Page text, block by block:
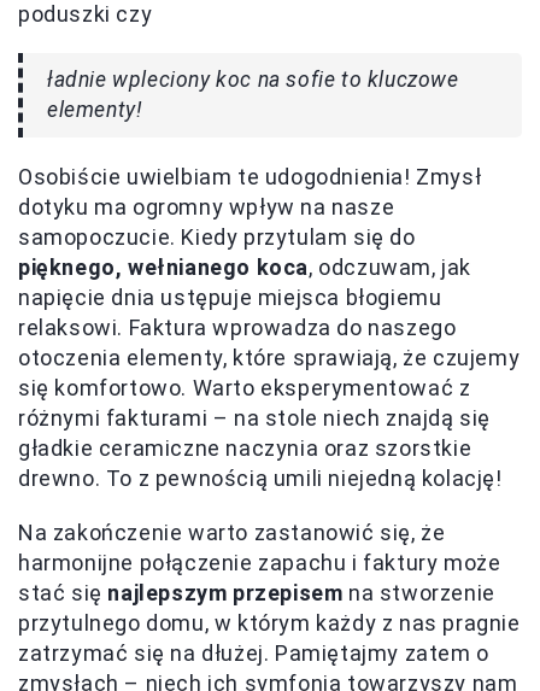
poduszki czy
ładnie wpleciony koc na sofie to kluczowe
elementy!
Osobiście uwielbiam te udogodnienia! Zmysł
dotyku ma ogromny wpływ na nasze
samopoczucie. Kiedy przytulam się do
pięknego, wełnianego koca, odczuwam, jak
napięcie dnia ustępuje miejsca błogiemu
relaksowi. Faktura wprowadza do naszego
otoczenia elementy, które sprawiają, że czujemy
się komfortowo. Warto eksperymentować z
różnymi fakturami – na stole niech znajdą się
gładkie ceramiczne naczynia oraz szorstkie
drewno. To z pewnością umili niejedną kolację!
Na zakończenie warto zastanowić się, że
harmonijne połączenie zapachu i faktury może
stać się najlepszym przepisem na stworzenie
przytulnego domu, w którym każdy z nas pragnie
zatrzymać się na dłużej. Pamiętajmy zatem o
zmysłach – niech ich symfonia towarzyszy nam